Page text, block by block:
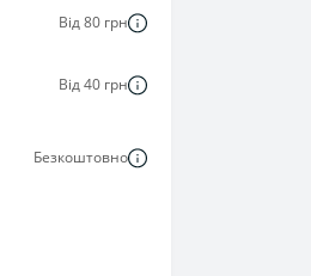
Від 80 грн
Від 40 грн
Безкоштовно